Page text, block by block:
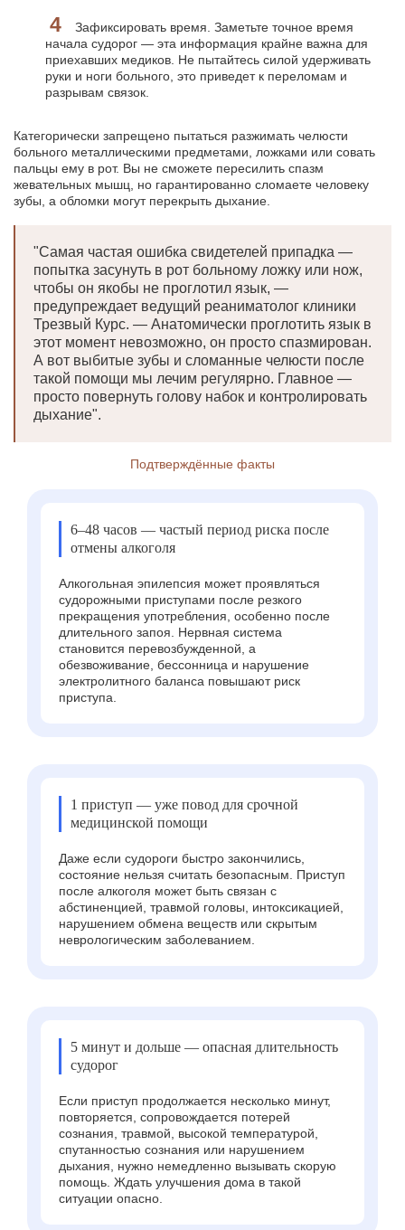
Зафиксировать время. Заметьте точное время
начала судорог — эта информация крайне важна для
приехавших медиков. Не пытайтесь силой удерживать
руки и ноги больного, это приведет к переломам и
разрывам связок.
Категорически запрещено пытаться разжимать челюсти
больного металлическими предметами, ложками или совать
пальцы ему в рот. Вы не сможете пересилить спазм
жевательных мышц, но гарантированно сломаете человеку
зубы, а обломки могут перекрыть дыхание.
"Самая частая ошибка свидетелей припадка —
попытка засунуть в рот больному ложку или нож,
чтобы он якобы не проглотил язык, —
предупреждает ведущий реаниматолог клиники
Трезвый Курс. — Анатомически проглотить язык в
этот момент невозможно, он просто спазмирован.
А вот выбитые зубы и сломанные челюсти после
такой помощи мы лечим регулярно. Главное —
просто повернуть голову набок и контролировать
дыхание".
Подтверждённые факты
6–48 часов — частый период риска после
отмены алкоголя
Алкогольная эпилепсия может проявляться
судорожными приступами после резкого
прекращения употребления, особенно после
длительного запоя. Нервная система
становится перевозбужденной, а
обезвоживание, бессонница и нарушение
электролитного баланса повышают риск
приступа.
1 приступ — уже повод для срочной
медицинской помощи
Даже если судороги быстро закончились,
состояние нельзя считать безопасным. Приступ
после алкоголя может быть связан с
абстиненцией, травмой головы, интоксикацией,
нарушением обмена веществ или скрытым
неврологическим заболеванием.
5 минут и дольше — опасная длительность
судорог
Если приступ продолжается несколько минут,
повторяется, сопровождается потерей
сознания, травмой, высокой температурой,
спутанностью сознания или нарушением
дыхания, нужно немедленно вызывать скорую
помощь. Ждать улучшения дома в такой
ситуации опасно.